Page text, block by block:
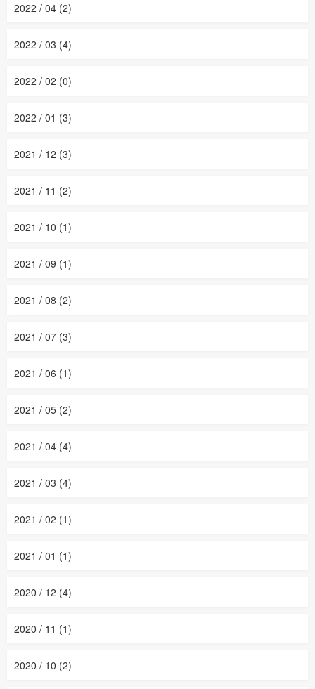
2022 / 04 (2)
2022 / 03 (4)
2022 / 02 (0)
2022 / 01 (3)
2021 / 12 (3)
2021 / 11 (2)
2021 / 10 (1)
2021 / 09 (1)
2021 / 08 (2)
2021 / 07 (3)
2021 / 06 (1)
2021 / 05 (2)
2021 / 04 (4)
2021 / 03 (4)
2021 / 02 (1)
2021 / 01 (1)
2020 / 12 (4)
2020 / 11 (1)
2020 / 10 (2)